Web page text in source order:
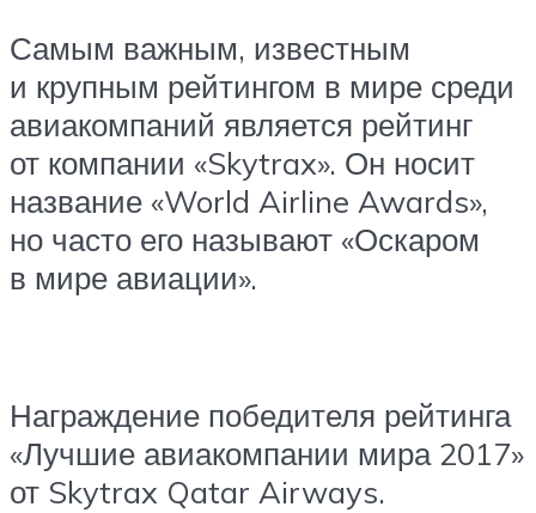
Самым важным, известным
и крупным рейтингом в мире среди
авиакомпаний является рейтинг
от компании «Skytrax». Он носит
название «World Airline Awards»,
но часто его называют «Оскаром
в мире авиации».
Награждение победителя рейтинга
«Лучшие авиакомпании мира 2017»
от Skytrax Qatar Airways.